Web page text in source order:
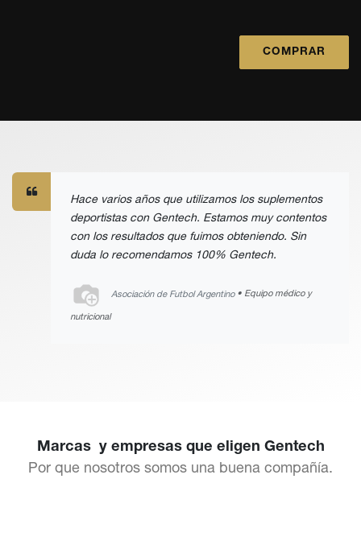
COMPRAR
Hace varios años que utilizamos los suplementos
deportistas con Gentech. Estamos muy contentos
con los resultados que fuimos obteniendo. Sin
duda lo recomendamos 100% Gentech.
Asociación de Futbol Argentino • Equipo médico y
nutricional
Marcas y empresas que eligen Gentech
Por que nosotros somos una buena compañía.